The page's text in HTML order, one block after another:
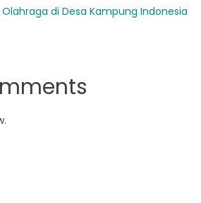
Olahraga di Desa Kampung Indonesia